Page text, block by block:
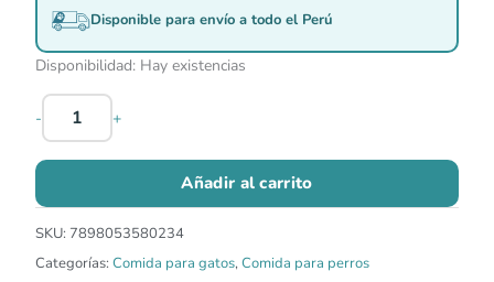
Disponible para envío a todo el Perú
Disponibilidad: Hay existencias
- +
Añadir al carrito
SKU: 7898053580234
Categorías: Comida para gatos,Comida para perros